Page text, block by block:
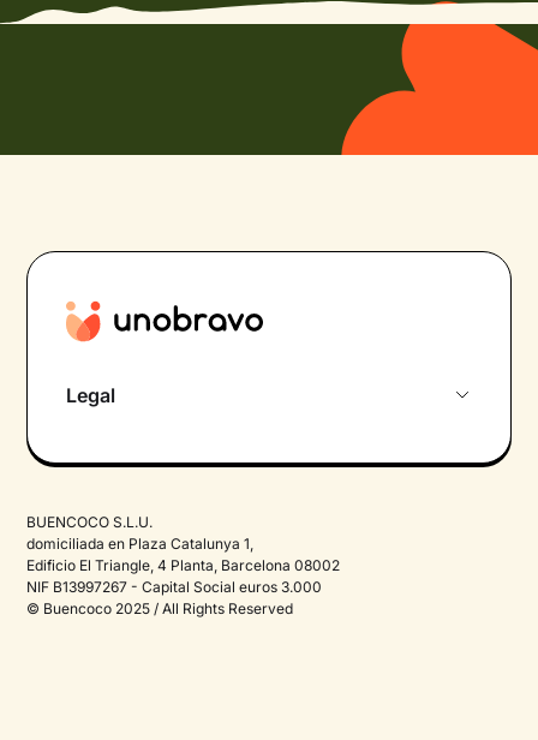
Legal
Política de cookies
BUENCOCO S.L.U.
domiciliada en Plaza Catalunya 1,
Edificio El Triangle, 4 Planta, Barcelona 08002
NIF B13997267 - Capital Social euros 3.000
© Buencoco 2025 / All Rights Reserved